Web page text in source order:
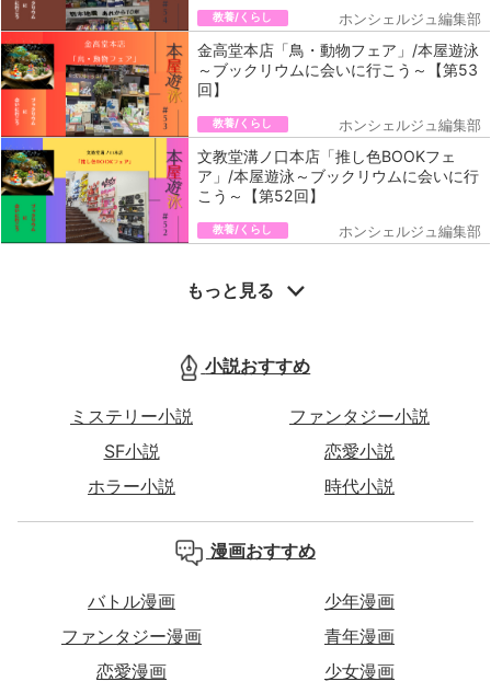
教養/くらし ホンシェルジュ編集部
金高堂本店「鳥・動物フェア」/本屋遊泳
～ブックリウムに会いに行こう～【第53
回】
教養/くらし ホンシェルジュ編集部
文教堂溝ノ口本店「推し色BOOKフェ
ア」/本屋遊泳～ブックリウムに会いに行
こう～【第52回】
教養/くらし ホンシェルジュ編集部
もっと見る
小説おすすめ
ミステリー小説
ファンタジー小説
SF小説
恋愛小説
ホラー小説
時代小説
漫画おすすめ
バトル漫画
少年漫画
ファンタジー漫画
青年漫画
恋愛漫画
少女漫画